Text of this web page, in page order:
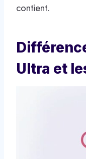
contient.
Ultra et